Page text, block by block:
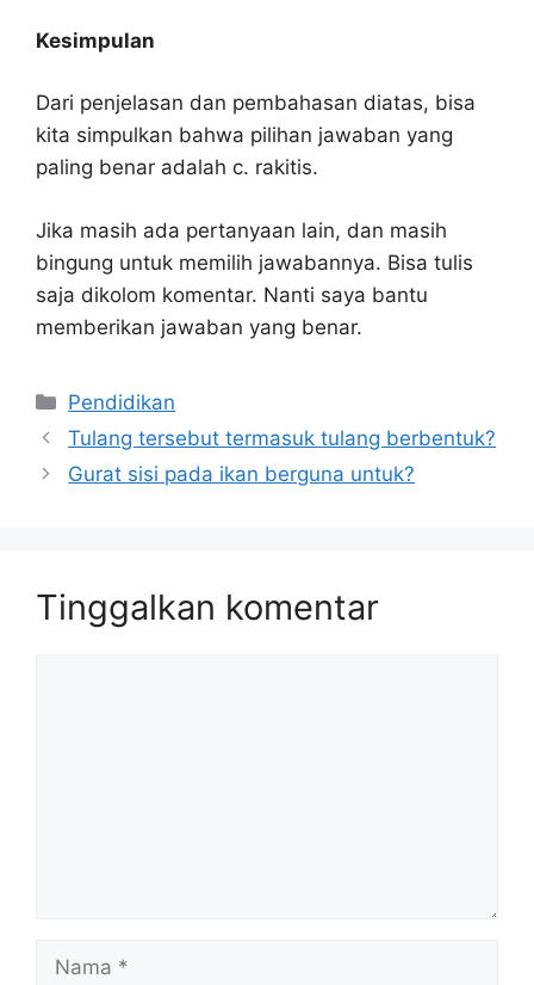
Kesimpulan
Dari penjelasan dan pembahasan diatas, bisa
kita simpulkan bahwa pilihan jawaban yang
paling benar adalah c. rakitis.
Jika masih ada pertanyaan lain, dan masih
bingung untuk memilih jawabannya. Bisa tulis
saja dikolom komentar. Nanti saya bantu
memberikan jawaban yang benar.
Kategori
Pendidikan
Tulang tersebut termasuk tulang berbentuk?
Gurat sisi pada ikan berguna untuk?
Tinggalkan komentar